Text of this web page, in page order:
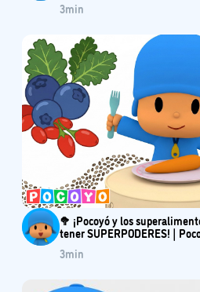
3min
🥦 ¡Pocoyó y los
tener SUPERPODERES! |
3min